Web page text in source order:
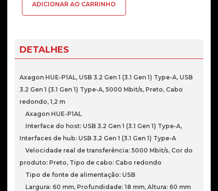
4x
P1AL
3.2
Gen
USB
ADICIONAR AO CARRINHO
DETALHES
Axagon HUE-P1AL, USB 3.2 Gen 1 (3.1 Gen 1) Type-A, USB
3.2 Gen 1 (3.1 Gen 1) Type-A, 5000 Mbit/s, Preto, Cabo
redondo, 1,2 m
Axagon HUE-P1AL
Interface do host: USB 3.2 Gen 1 (3.1 Gen 1) Type-A,
Interfaces de hub: USB 3.2 Gen 1 (3.1 Gen 1) Type-A
Velocidade real de transferência: 5000 Mbit/s, Cor do
produto: Preto, Tipo de cabo: Cabo redondo
Tipo de fonte de alimentação: USB
Largura: 60 mm, Profundidade: 18 mm, Altura: 60 mm